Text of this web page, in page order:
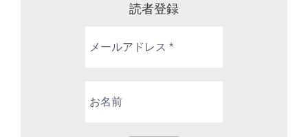
読者登録
ー